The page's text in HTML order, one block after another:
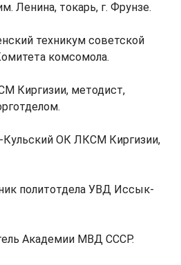
Ленина, токарь, г. Фрунзе.
техникум советской
комсомола.
Киргизии, методист,
Кульский ОК ЛКСМ Киргизии,
политотдела УВД Иссык-
Академии МВД СССР.